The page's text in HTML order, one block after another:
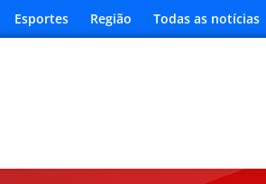
Esportes Região Todas as notícias